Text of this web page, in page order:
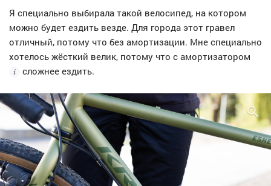
Я специально выбирала такой велосипед, на котором
можно будет ездить везде. Для города этот гравел
отличный, потому что без амортизации. Мне специально
хотелось жёсткий велик, потому что с амортизатором
сложнее ездить.